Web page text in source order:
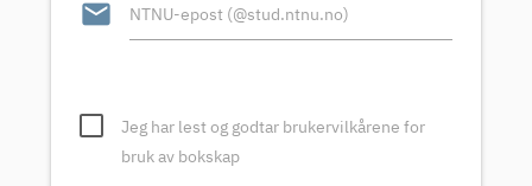
email NTNU-epost (@stud.ntnu.no)
Jeg har lest og godtar brukervilkårene for
bruk av bokskap